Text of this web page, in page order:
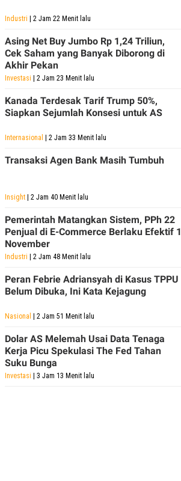
Industri | 2 Jam 22 Menit lalu
Asing Net Buy Jumbo Rp 1,24 Triliun,
Cek Saham yang Banyak Diborong di
Akhir Pekan
Investasi | 2 Jam 23 Menit lalu
Kanada Terdesak Tarif Trump 50%,
Siapkan Sejumlah Konsesi untuk AS
Internasional | 2 Jam 33 Menit lalu
Transaksi Agen Bank Masih Tumbuh
Insight | 2 Jam 40 Menit lalu
Pemerintah Matangkan Sistem, PPh 22
Penjual di E-Commerce Berlaku Efektif 1
November
Industri | 2 Jam 48 Menit lalu
Peran Febrie Adriansyah di Kasus TPPU
Belum Dibuka, Ini Kata Kejagung
Nasional | 2 Jam 51 Menit lalu
Dolar AS Melemah Usai Data Tenaga
Kerja Picu Spekulasi The Fed Tahan
Suku Bunga
Investasi | 3 Jam 13 Menit lalu